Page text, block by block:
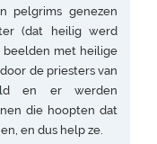
pelgrims genezen
(dat heilig werd
met heilige
de priesters van
en er werden
die hoopten dat
en dus help ze.